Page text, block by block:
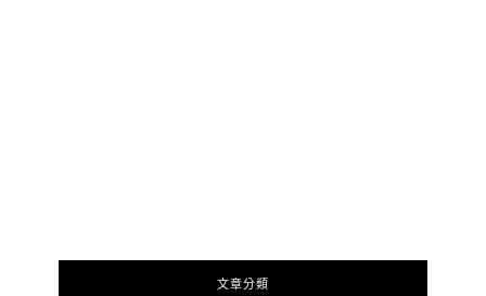
文章分類